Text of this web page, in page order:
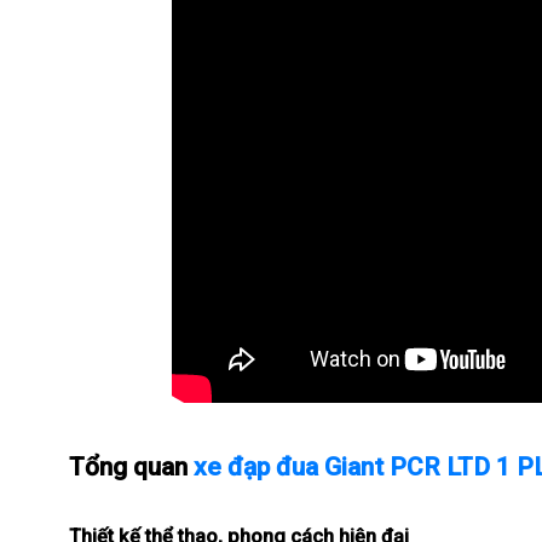
Tổng quan xe đạp đua Giant PCR LTD 1
Thiết kế thể thao, phong cách hiện đại